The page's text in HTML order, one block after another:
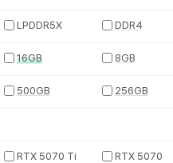
LPDDR5X DDR4
16GB 8GB
500GB 256GB
RTX 5070 Ti RTX 5070